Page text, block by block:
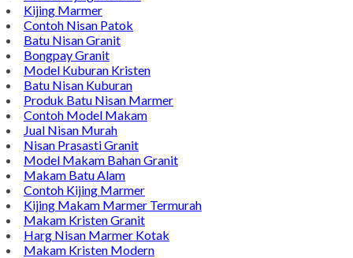
Kijing Marmer
Contoh Nisan Patok
Batu Nisan Granit
Bongpay Granit
Model Kuburan Kristen
Batu Nisan Kuburan
Produk Batu Nisan Marmer
Contoh Model Makam
Jual Nisan Murah
Nisan Prasasti Granit
Model Makam Bahan Granit
Makam Batu Alam
Contoh Kijing Marmer
Kijing Makam Marmer Termurah
Makam Kristen Granit
Harg Nisan Marmer Kotak
Makam Kristen Modern